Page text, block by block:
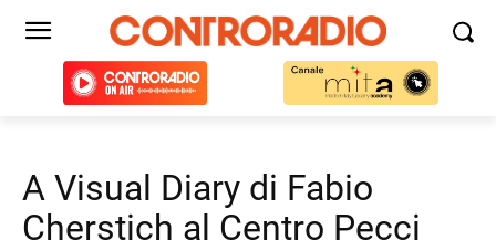
A Visual Diary di Fabio
Cherstich al Centro Pecci